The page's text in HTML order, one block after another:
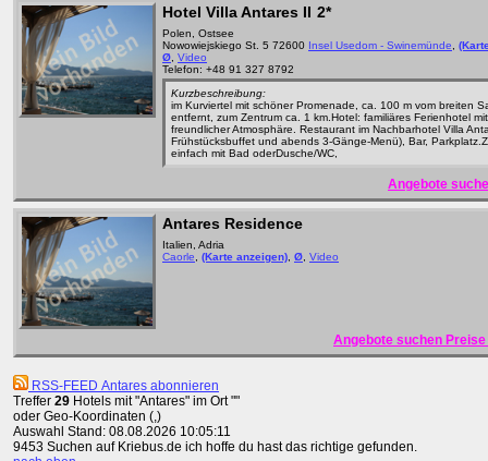
Hotel Villa Antares II 2*
Polen, Ostsee
Nowowiejskiego St. 5 72600 Insel Usedom - Swinemünde
Ø Video
Telefon: +48 91 327 8792
Kurzbeschreibung:
im Kurviertel mit schöner Promenade, ca. 100 m vom breiten
entfernt, zum Zentrum ca. 1 km.Hotel: familiäres Ferienhotel mit
freundlicher Atmosphäre. Restaurant im Nachbarhotel Villa
Frühstücksbuffet und abends 3-Gänge-Menü), Bar,
einfach mit Bad oderDusche/WC,
Angebote
Antares Residence
Italien, Adria
Caorle
(Karte anzeigen) Ø Video
Angebote suchen
RSS-FEED Antares abonnieren
Treffer 29 Hotels mit "Antares" im Ort ""
oder Geo-Koordinaten (,)
Auswahl Stand: 08.08.2026 10:05:11
9453 Suchen auf Kriebus.de ich hoffe du hast das richtige gefunden.